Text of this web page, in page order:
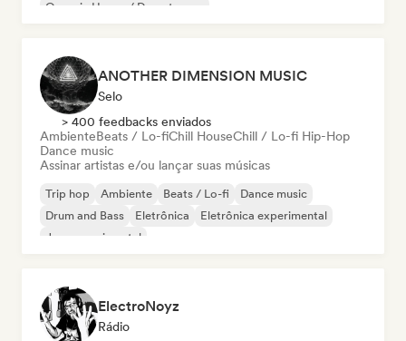
Organic House / Downtempo
ANOTHER DIMENSION MUSIC
Selo
> 400 feedbacks enviados
AmbienteBeats / Lo-fiChill HouseChill / Lo-fi Hip-Hop
Dance music
Assinar artistas e/ou lançar suas músicas
Trip hop Ambiente Beats / Lo-fi
Dance music
Drum and Bass
Eletrônica
Eletrônica experimental
Jazz experimental
ElectroNoyz
Rádio